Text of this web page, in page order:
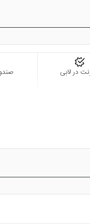
در لابی